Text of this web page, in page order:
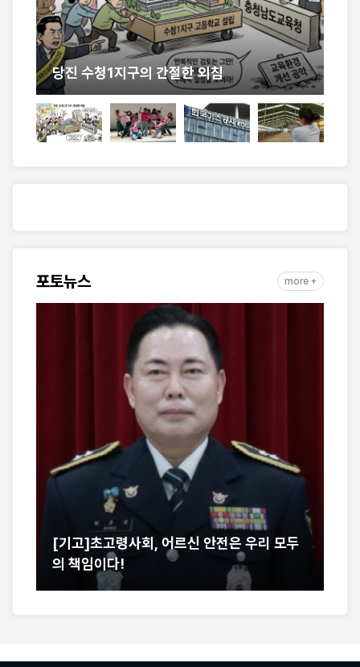
당진 수청1지구의 간절한 외침
포토뉴스 more +
[기고]초고령사회, 어르신 안전은 우리 모두
의 책임이다!